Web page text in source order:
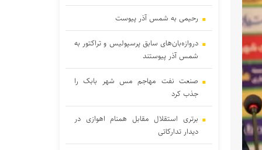
رحیمی به شمس آذر پیوست
دروازه‌بان‌های سابق پرسپولیس و تراکتور به
شمس آذر پیوستند
صنعت نفت مهاجم مس شهر بابک را
جذب کرد
برتری استقلال مقابل همنام اهوازی در
دیدار تدارکاتی